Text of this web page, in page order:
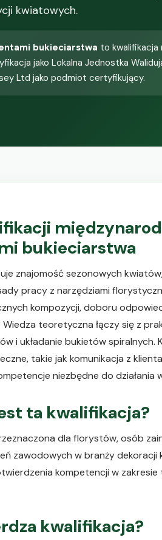
kwiatowych.
bukieciarstwa to kwalifikacja
jako Lokalna Jednostka
Ltd jako podmiot certyfikujący.
bukieciarstwa
znajomość sezonowych
pracy z narzędziami
kompozycji, doboru
teoretyczna łączy się z
i układanie bukietów spiralnych.
takie jak komunikacja z
niezbędne do
ta kwalifikacja?
dla florystów, osób
zawodowych w branży
kompetencji w
kwalifikacja?